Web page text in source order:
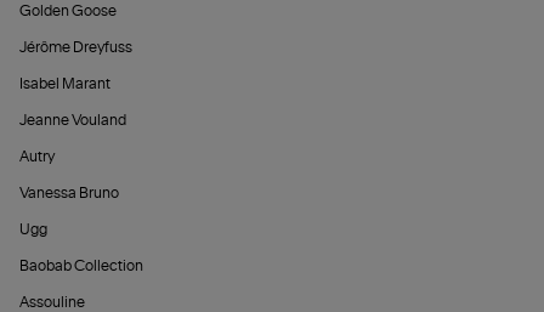
Golden Goose
Jérôme Dreyfuss
Isabel Marant
Jeanne Vouland
Autry
Vanessa Bruno
Ugg
Baobab Collection
Assouline